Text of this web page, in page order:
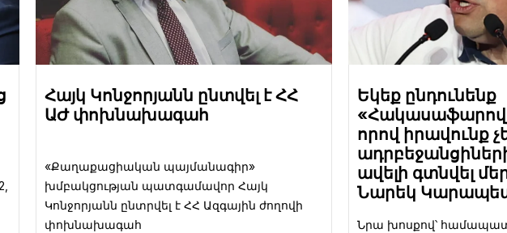
Հայկ Կոնջորյանն ընտվել է ՀՀ
ԱԺ փոխնախագահ
«Քաղաքացիական պայմանագիր»
խմբակցության պատգամավոր Հայկ
Կոնջորյանն ընտրվել է ՀՀ Ազգային ժողովի
փոխնախագահ
Եկեք ընդունենք
որով իրավունք
ավելի գտնվել
Նարեկ
Նրա խոսքով՝